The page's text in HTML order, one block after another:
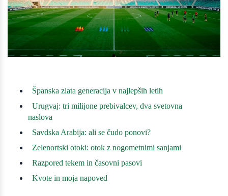
Španska zlata generacija v najlepših letih
Urugvaj: tri milijone prebivalcev, dva svetovna
naslova
Savdska Arabija: ali se čudo ponovi?
Zelenortski otoki: otok z nogometnimi sanjami
Razpored tekem in časovni pasovi
Kvote in moja napoved